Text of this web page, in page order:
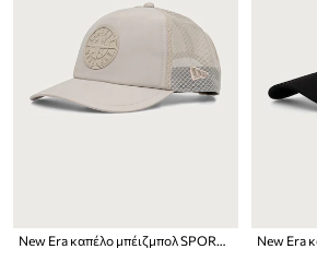
New Era καπέλο μπέιζμπολ SPORTY 9FORTY® APEX